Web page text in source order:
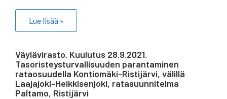
Lue lisää »
Väylävirasto. Kuulutus 28.9.2021.
Tasoristeysturvallisuuden parantaminen
rataosuudella Kontiomäki-Ristijärvi, välillä
Laajajoki-Heikkisenjoki, ratasuunnitelma
Paltamo, Ristijärvi